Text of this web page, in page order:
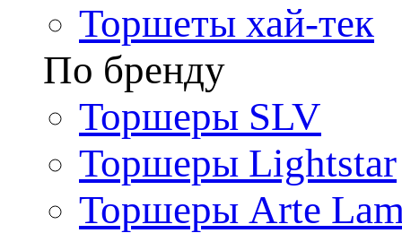
Торшеты хай-тек
По бренду
Торшеры SLV
Торшеры Lightstar
Торшеры Arte